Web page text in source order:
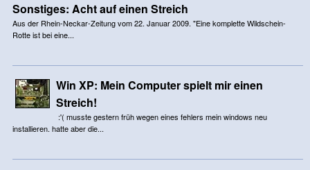
Sonstiges: Acht auf einen Streich
Aus der Rhein-Neckar-Zeitung vom 22. Januar 2009. "Eine komplette Wildschein-
Rotte ist bei eine...
Win XP: Mein Computer spielt mir einen
Streich!
:'( musste gestern früh wegen eines fehlers mein windows neu
installieren. hatte aber die...